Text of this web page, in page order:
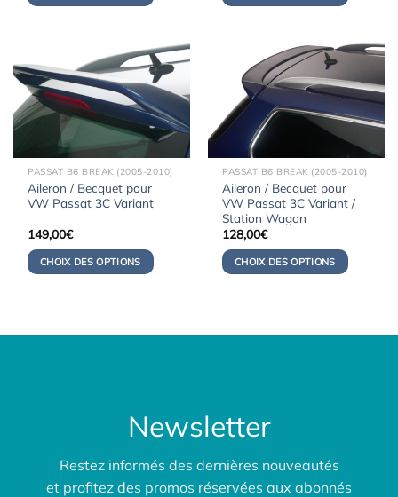
159,00€.139,00€.
PASSAT B6 BREAK (2005-2010)
Aileron / Becquet pour
VW Passat 3C Variant
149,00€
CHOIX DES OPTIONS
PASSAT B6 BREAK (2005-2010)
Aileron / Becquet pour
VW Passat 3C Variant /
Station Wagon
128,00€
CHOIX DES OPTIONS
Newsletter
Restez informés des dernières nouveautés
et profitez des promos réservées aux abonnés